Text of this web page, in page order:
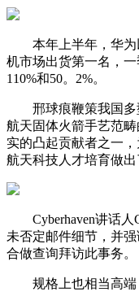
本年上半年，华为
机市场出货第一名，
110%和50。2%。
邢球痕鞭策我国多
航天固体火箭手艺范
实的凸起贡献者之一
航天科技人才培育做出
Cyberhaven讲话人
未否定邮件细节，并
合做查询拜访此事务。
规格上也相当高端